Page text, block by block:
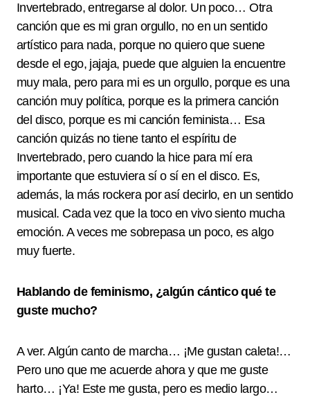
Invertebrado, entregarse al dolor. Un poco… Otra
canción que es mi gran orgullo, no en un sentido
artístico para nada, porque no quiero que suene
desde el ego, jajaja, puede que alguien la encuentre
muy mala, pero para mi es un orgullo, porque es una
canción muy política, porque es la primera canción
del disco, porque es mi canción feminista… Esa
canción quizás no tiene tanto el espíritu de
Invertebrado, pero cuando la hice para mí era
importante que estuviera sí o sí en el disco. Es,
además, la más rockera por así decirlo, en un sentido
musical. Cada vez que la toco en vivo siento mucha
emoción. A veces me sobrepasa un poco, es algo
muy fuerte.
Hablando de feminismo, ¿algún cántico qué te
guste mucho?
A ver. Algún canto de marcha… ¡Me gustan caleta!…
Pero uno que me acuerde ahora y que me guste
harto… ¡Ya! Este me gusta, pero es medio largo…